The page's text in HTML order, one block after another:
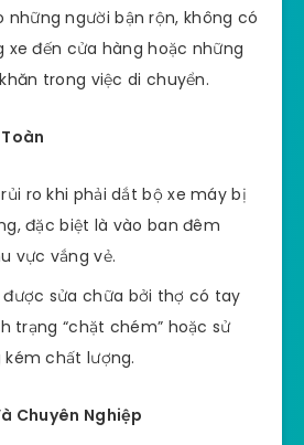
những người bận rộn, không có
xe đến cửa hàng hoặc những
trong việc di chuyển.
ro khi phải dắt bộ xe máy bị
đặc biệt là vào ban đêm
vực vắng vẻ.
sửa chữa bởi thợ có tay
trạng “chặt chém” hoặc sử
chất lượng.
Chuyên Nghiệp